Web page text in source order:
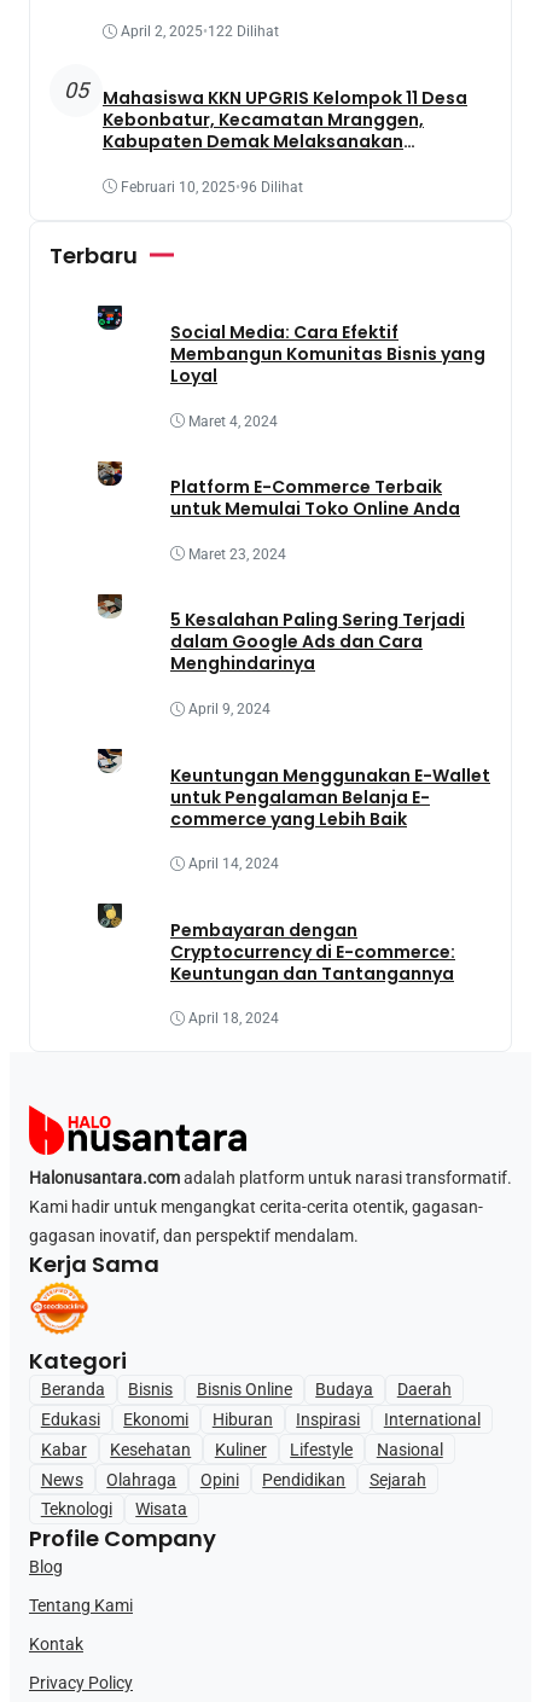
April 2, 2025•122 Dilihat
05
Mahasiswa KKN UPGRIS Kelompok 11 Desa
Kebonbatur, Kecamatan Mranggen,
Kabupaten Demak Melaksanakan
Memanfaatkan Lahan Yang Terbengkalai
Februari 10, 2025•96 Dilihat
Terbaru
Social Media: Cara Efektif
Membangun Komunitas Bisnis yang
Loyal
Maret 4, 2024
Platform E-Commerce Terbaik
untuk Memulai Toko Online Anda
Maret 23, 2024
5 Kesalahan Paling Sering Terjadi
dalam Google Ads dan Cara
Menghindarinya
April 9, 2024
Keuntungan Menggunakan E-Wallet
untuk Pengalaman Belanja E-
commerce yang Lebih Baik
April 14, 2024
Pembayaran dengan
Cryptocurrency di E-commerce:
Keuntungan dan Tantangannya
April 18, 2024
Halonusantara.comadalah platform untuk narasi transformatif.
Kami hadir untuk mengangkat cerita-cerita otentik, gagasan-
gagasan inovatif, dan perspektif mendalam.
Kerja Sama
Kategori
Beranda Bisnis Bisnis Online Budaya
Daerah
Edukasi
Ekonomi Hiburan Inspirasi
International
Kabar
Kesehatan Kuliner Lifestyle
Nasional
News
Olahraga Opini Pendidikan
Sejarah
Teknologi
Wisata
Profile Company
Blog
Tentang Kami
Kontak
Privacy Policy